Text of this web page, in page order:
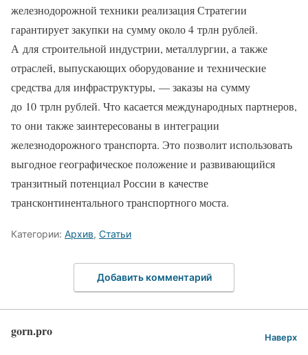
железнодорожной техники реализация Стратегии
гарантирует закупки на сумму около 4 трлн рублей.
А для строительной индустрии, металлургии, а также
отраслей, выпускающих оборудование и технические
средства для инфраструктуры, — заказы на сумму
до 10 трлн рублей. Что касается международных партнеров,
то они также заинтересованы в интеграции
железнодорожного транспорта. Это позволит использовать
выгодное географическое положение и развивающийся
транзитный потенциал России в качестве
трансконтинентального транспортного моста.
Категории: Архив, Статьи
Добавить комментарий
gorn.pro Наверх